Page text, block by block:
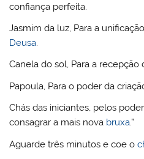
confiança perfeita.
Jasmim da luz, Para a
Deusa.
Canela do sol, Para a
Papoula, Para o poder da
Chás das iniciantes, pelos
consagrar a mais nova bruxa.”
Aguarde três minutos e coe o